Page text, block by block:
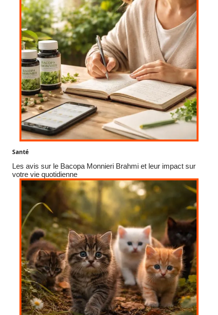
Santé
Les avis sur le Bacopa Monnieri Brahmi et leur impact sur
votre vie quotidienne